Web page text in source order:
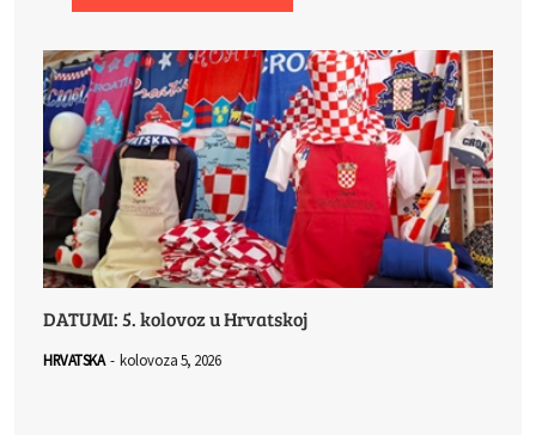
DATUMI: 5. kolovoz u Hrvatskoj
HRVATSKA - kolovoza 5, 2026